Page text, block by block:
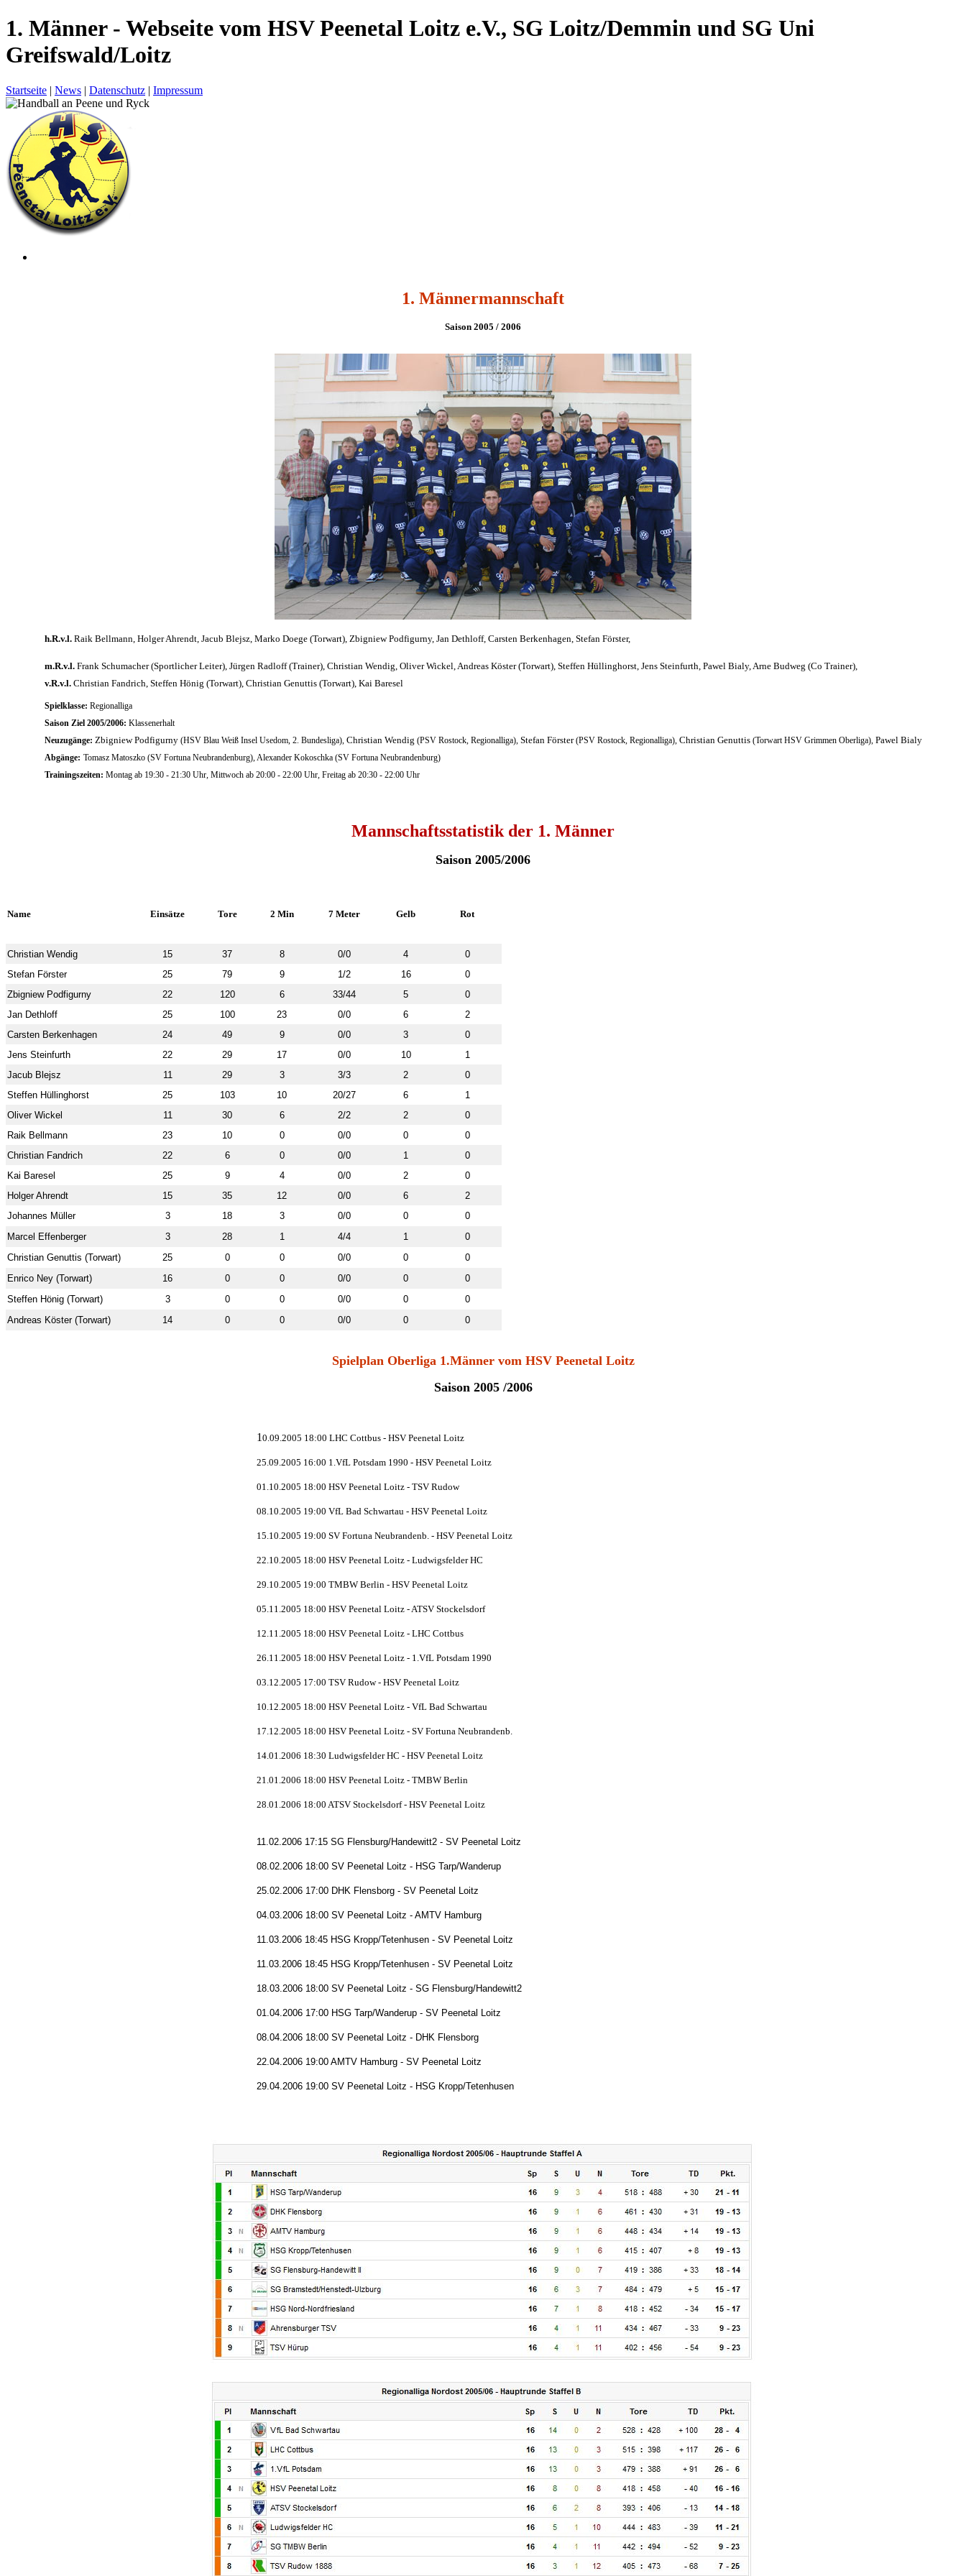
1. Männer - Webseite vom HSV Peenetal Loitz e.V., SG Loitz/Demmin und SG Uni
Greifswald/Loitz
Startseite | News | Datenschutz | Impressum
1. Männermannschaft
Saison 2005 / 2006
h.R.v.l.Raik Bellmann, Holger Ahrendt, Jacub Blejsz, Marko Doege (Torwart), Zbigniew Podfigurny, Jan Dethloff, Carsten Berkenhagen, Stefan Förster,
m.R.v.l.Frank Schumacher (Sportlicher Leiter), Jürgen Radloff (Trainer), Christian Wendig, Oliver Wickel, Andreas Köster (Torwart), Steffen Hüllinghorst, Jens Steinfurth, Pawel Bialy, Arne Budweg (Co Trainer),
v.R.v.l.Christian Fandrich, Steffen Hönig (Torwart), Christian Genuttis (Torwart), Kai Baresel
Spielklasse: Regionalliga
Saison Ziel 2005/2006: Klassenerhalt
Neuzugänge: Zbigniew Podfigurny(HSV Blau Weiß Insel Usedom, 2. Bundesliga), Christian Wendig (PSV Rostock, Regionalliga), Stefan Förster(PSV Rostock, Regionalliga), Christian Genuttis(Torwart HSV Grimmen Oberliga), Pawel Bialy
Abgänge: Tomasz Matoszko (SV Fortuna Neubrandenburg), Alexander Kokoschka (SV Fortuna Neubrandenburg)
Trainingszeiten: Montag ab 19:30 - 21:30 Uhr, Mittwoch ab 20:00 - 22:00 Uhr, Freitag ab 20:30 - 22:00 Uhr
Mannschaftsstatistik der 1. Männer
Saison 2005/2006
Name Einsätze Tore 2 Min 7 Meter Gelb Rot
Christian Wendig 15 37 8 0/0 4
0
Stefan Förster
25 79 9 1/2 16
0
Zbigniew Podfigurny
22 120 6 33/44 5
0
Jan Dethloff
25 100 23 0/0 6
2
Carsten Berkenhagen
24 49 9 0/0 3
0
Jens Steinfurth
22 29 17 0/0 10
1
Jacub Blejsz
11 29 3 3/3 2
0
Steffen Hüllinghorst
25 103 10 20/27 6
1
Oliver Wickel
11 30 6 2/2 2
0
Raik Bellmann
23 10 0 0/0 0
0
Christian Fandrich
22 6 0 0/0 1
0
Kai Baresel
25 9 4 0/0 2
0
Holger Ahrendt
15 35 12 0/0 6
2
Johannes Müller
3 18 3 0/0 0
0
Marcel Effenberger
3 28 1 4/4 1
0
Christian Genuttis (Torwart)
25 0 0 0/0 0
0
Enrico Ney (Torwart)
16 0 0 0/0 0
0
Steffen Hönig (Torwart)
3 0 0 0/0 0
0
Andreas Köster (Torwart)
14 0 0 0/0 0 0
Spielplan Oberliga 1.Männer vom HSV Peenetal Loitz
Saison 2005 /2006
1 0.09.2005 18:00 LHC Cottbus - HSV Peenetal Loitz
25.09.2005 16:00 1.VfL Potsdam 1990 - HSV Peenetal Loitz
01.10.2005 18:00 HSV Peenetal Loitz - TSV Rudow
08.10.2005 19:00 VfL Bad Schwartau - HSV Peenetal Loitz
15.10.2005 19:00 SV Fortuna Neubrandenb. - HSV Peenetal Loitz
22.10.2005 18:00 HSV Peenetal Loitz - Ludwigsfelder HC
29.10.2005 19:00 TMBW Berlin - HSV Peenetal Loitz
05.11.2005 18:00 HSV Peenetal Loitz - ATSV Stockelsdorf
12.11.2005 18:00 HSV Peenetal Loitz - LHC Cottbus
26.11.2005 18:00 HSV Peenetal Loitz - 1.VfL Potsdam 1990
03.12.2005 17:00 TSV Rudow - HSV Peenetal Loitz
10.12.2005 18:00 HSV Peenetal Loitz - VfL Bad Schwartau
17.12.2005 18:00 HSV Peenetal Loitz - SV Fortuna Neubrandenb.
14.01.2006 18:30 Ludwigsfelder HC - HSV Peenetal Loitz
21.01.2006 18:00 HSV Peenetal Loitz - TMBW Berlin
28.01.2006 18:00 ATSV Stockelsdorf - HSV Peenetal Loitz
11.02.2006 17:15 SG Flensburg/Handewitt2 - SV Peenetal Loitz
08.02.2006 18:00 SV Peenetal Loitz - HSG Tarp/Wanderup
25.02.2006 17:00 DHK Flensborg - SV Peenetal Loitz
04.03.2006 18:00 SV Peenetal Loitz - AMTV Hamburg
11.03.2006 18:45 HSG Kropp/Tetenhusen - SV Peenetal Loitz
11.03.2006 18:45 HSG Kropp/Tetenhusen - SV Peenetal Loitz
18.03.2006 18:00 SV Peenetal Loitz - SG Flensburg/Handewitt2
01.04.2006 17:00 HSG Tarp/Wanderup - SV Peenetal Loitz
08.04.2006 18:00 SV Peenetal Loitz - DHK Flensborg
22.04.2006 19:00 AMTV Hamburg - SV Peenetal Loitz
29.04.2006 19:00 SV Peenetal Loitz - HSG Kropp/Tetenhusen